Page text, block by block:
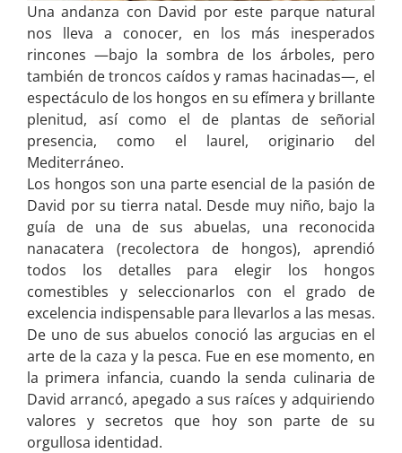
Una andanza con David por este parque natural
nos lleva a conocer, en los más inesperados
rincones —bajo la sombra de los árboles, pero
también de troncos caídos y ramas hacinadas—, el
espectáculo de los hongos en su efímera y brillante
plenitud, así como el de plantas de señorial
presencia, como el laurel, originario del
Mediterráneo.
Los hongos son una parte esencial de la pasión de
David por su tierra natal. Desde muy niño, bajo la
guía de una de sus abuelas, una reconocida
nanacatera (recolectora de hongos), aprendió
todos los detalles para elegir los hongos
comestibles y seleccionarlos con el grado de
excelencia indispensable para llevarlos a las mesas.
De uno de sus abuelos conoció las argucias en el
arte de la caza y la pesca. Fue en ese momento, en
la primera infancia, cuando la senda culinaria de
David arrancó, apegado a sus raíces y adquiriendo
valores y secretos que hoy son parte de su
orgullosa identidad.